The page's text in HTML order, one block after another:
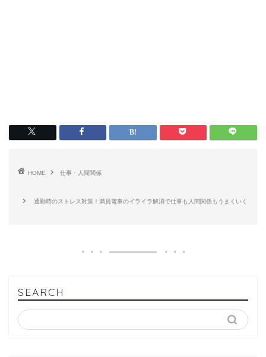
HOME 仕事・人間関係
通勤時のストレス対策！満員電車のイライラ解消で仕事も人間関係もうまくいく
SEARCH